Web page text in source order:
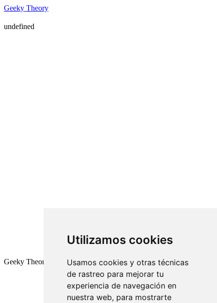
Utilizamos cookies
Usamos cookies y otras técnicas
de rastreo para mejorar tu
experiencia de navegación en
nuestra web, para mostrarte
Geeky Theory
undefined
Geeky Theory © 2026